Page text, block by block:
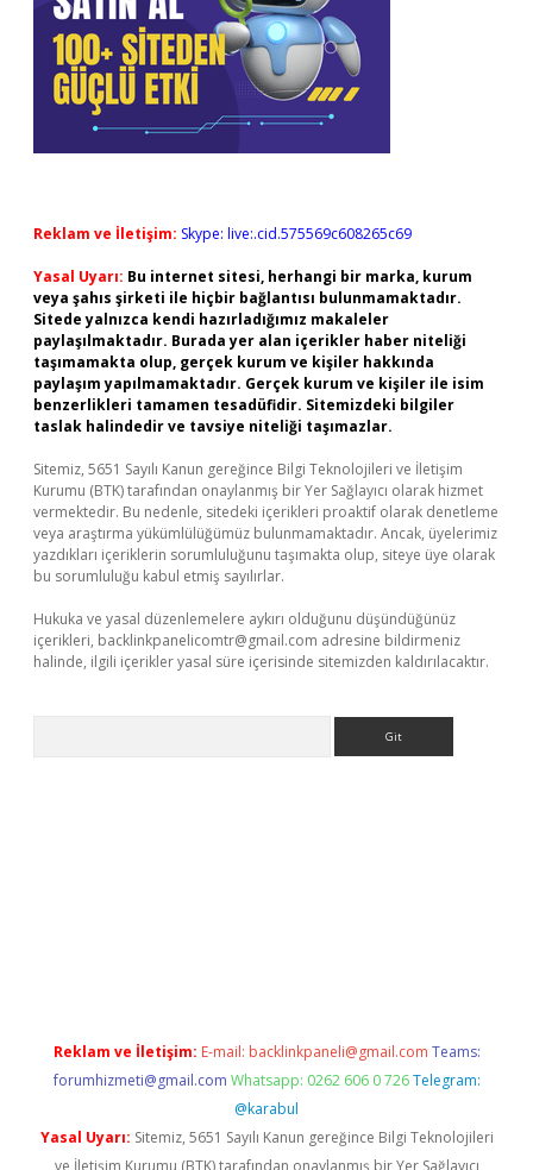
Reklam ve İletişim: Skype: live:.cid.575569c608265c69
Yasal Uyarı: Bu internet sitesi, herhangi bir marka, kurum
veya şahıs şirketi ile hiçbir bağlantısı bulunmamaktadır.
Sitede yalnızca kendi hazırladığımız makaleler
paylaşılmaktadır. Burada yer alan içerikler haber niteliği
taşımamakta olup, gerçek kurum ve kişiler hakkında
paylaşım yapılmamaktadır. Gerçek kurum ve kişiler ile isim
benzerlikleri tamamen tesadüfidir. Sitemizdeki bilgiler
taslak halindedir ve tavsiye niteliği taşımazlar.
Sitemiz, 5651 Sayılı Kanun gereğince Bilgi Teknolojileri ve İletişim
Kurumu (BTK) tarafından onaylanmış bir Yer Sağlayıcı olarak hizmet
vermektedir. Bu nedenle, sitedeki içerikleri proaktif olarak denetleme
veya araştırma yükümlülüğümüz bulunmamaktadır. Ancak, üyelerimiz
yazdıkları içeriklerin sorumluluğunu taşımakta olup, siteye üye olarak
bu sorumluluğu kabul etmiş sayılırlar.
Hukuka ve yasal düzenlemelere aykırı olduğunu düşündüğünüz
içerikleri, backlinkpanelicomtr@gmail.com adresine bildirmeniz
halinde, ilgili içerikler yasal süre içerisinde sitemizden kaldırılacaktır.
Reklam ve İletişim: E-mail: backlinkpaneli@gmail.com Teams:
forumhizmeti@gmail.com Whatsapp: 0262 606 0 726 Telegram:
@karabul
Yasal Uyarı: Sitemiz, 5651 Sayılı Kanun gereğince Bilgi Teknolojileri
ve İletişim Kurumu (BTK) tarafından onaylanmış bir Yer Sağlayıcı